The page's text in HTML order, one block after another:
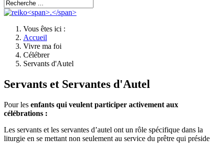
Vous êtes ici :
Accueil
Vivre ma foi
Célébrer
Servants d'Autel
Servants et Servantes d'Autel
Pour les enfants qui veulent participer activement aux
célébrations :
Les servants et les servantes d’autel ont un rôle spécifique dans la
liturgie en se mettant non seulement au service du prêtre qui préside